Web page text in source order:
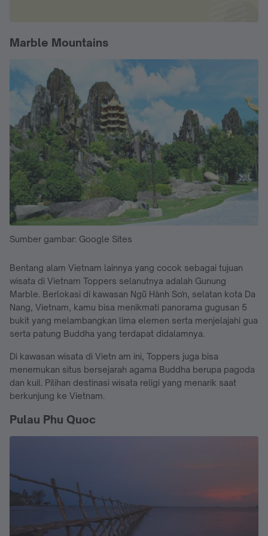
Marble Mountains
Sumber gambar: Google Sites
Bentang alam Vietnam lainnya yang cocok sebagai tujuan
wisata di Vietnam Toppers selanutnya adalah Gunung
Marble. Berlokasi di kawasan Ngũ Hành Sơn, selatan kota Da
Nang, Vietnam, kamu bisa menikmati panorama gugusan 5
bukit yang melambangkan lima elemen serta menjelajahi gua
serta patung Buddha yang terdapat didalamnya.
Di kawasan wisata di Vietn am ini, Toppers juga bisa
menemukan situs bersejarah agama Buddha berupa pagoda
dan kuil. Pilihan destinasi wisata religi yang menarik saat
berkunjung ke Vietnam.
Pulau Phu Quoc